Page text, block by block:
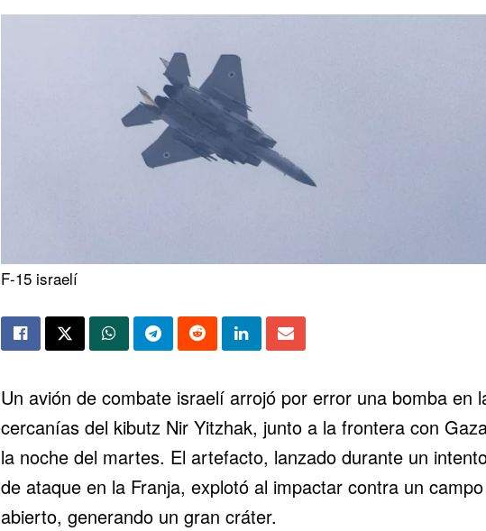
F-15 israelí
Un avión de combate israelí arrojó por error una bomba en
cercanías del kibutz Nir Yitzhak, junto a la frontera con
la noche del martes. El artefacto, lanzado durante un
de ataque en la Franja, explotó al impactar contra un campo
abierto, generando un gran cráter.